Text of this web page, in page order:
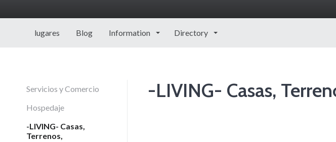
lugares Blog Information Directory
-LIVING- Casas,
Servicios y Comercio
Hospedaje
-LIVING- Casas,
Terrenos,